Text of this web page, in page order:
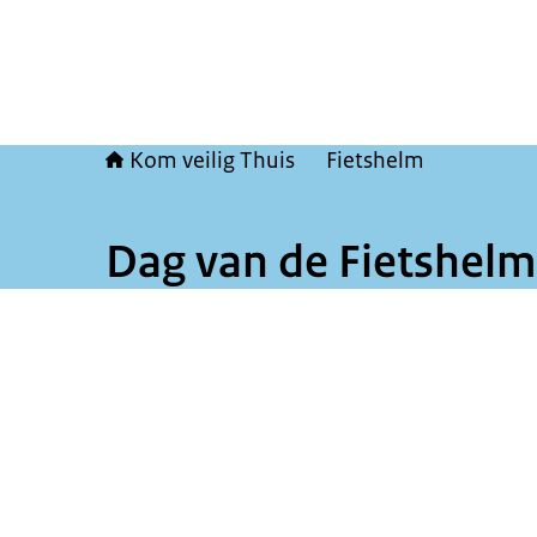
Kom veilig Thuis Fietshelm
Dag van de Fietshelm